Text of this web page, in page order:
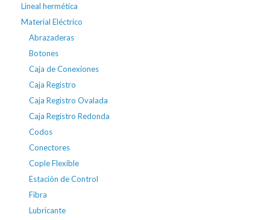
Lineal hermética
Material Eléctrico
Abrazaderas
Botones
Caja de Conexiones
Caja Registro
Caja Registro Ovalada
Caja Registro Redonda
Codos
Conectores
Cople Flexible
Estación de Control
Fibra
Lubricante